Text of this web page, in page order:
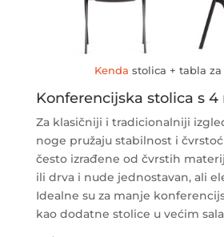
Kenda stolica + tabla
Konferencijska stolica s 4
Za klasičniji i tradicionalniji
noge pružaju stabilnost i
često izrađene od čvrstih
ili drva i nude jednostavan, ali
Idealne su za manje
kao dodatne stolice u većim